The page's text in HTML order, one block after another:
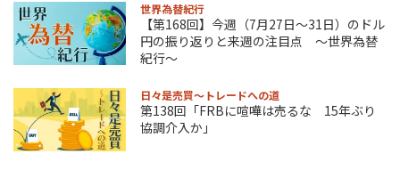
世界為替紀行
【第168回】今週（7月27日～31日）のドル
円の振り返りと来週の注目点 ～世界為替
紀行～
日々是売買～トレードへの道
第138回「FRBに喧嘩は売るな 15年ぶり
協調介入か」